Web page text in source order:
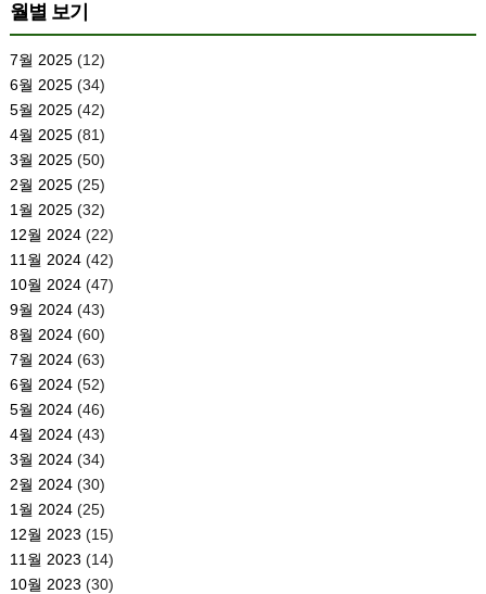
월별 보기
7월 2025(12)
6월 2025(34)
5월 2025(42)
4월 2025(81)
3월 2025(50)
2월 2025(25)
1월 2025(32)
12월 2024(22)
11월 2024(42)
10월 2024(47)
9월 2024(43)
8월 2024(60)
7월 2024(63)
6월 2024(52)
5월 2024(46)
4월 2024(43)
3월 2024(34)
2월 2024(30)
1월 2024(25)
12월 2023 (15)
11월 2023 (14)
10월 2023 (30)